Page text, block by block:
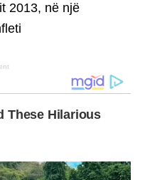
2013, në një